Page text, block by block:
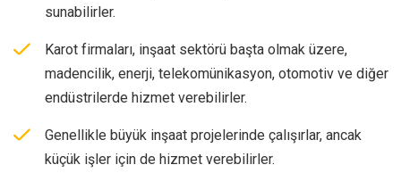
sunabilirler.
Karot firmaları, inşaat sektörü başta olmak üzere,
madencilik, enerji, telekomünikasyon, otomotiv ve diğer
endüstrilerde hizmet verebilirler.
Genellikle büyük inşaat projelerinde çalışırlar, ancak
küçük işler için de hizmet verebilirler.